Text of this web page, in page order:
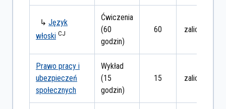
↳ Język
włoski CJ
Ćwiczenia
(60
godzin)
60 zaliczenie
Prawo pracy i
ubezpieczeń
społecznych
Wykład
(15
godzin)
15 zaliczenie